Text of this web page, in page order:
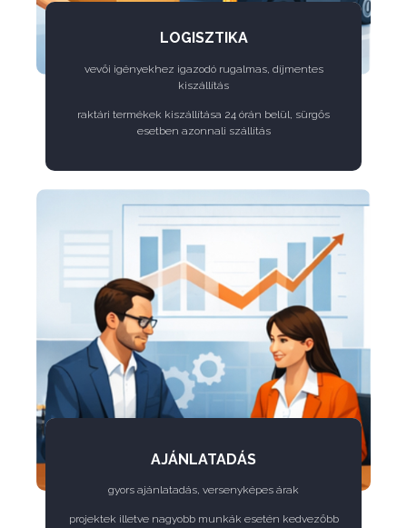
LOGISZTIKA
vevői igényekhez igazodó rugalmas, díjmentes
kiszállítás
raktári termékek kiszállítása 24 órán belül, sürgős
esetben azonnali szállítás
AJÁNLATADÁS
gyors ajánlatadás, versenyképes árak
projektek illetve nagyobb munkák esetén kedvezőbb